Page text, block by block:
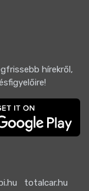
hírekről,
totalcar.hu